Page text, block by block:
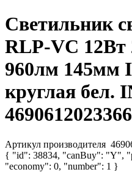
Светильник
RLP-VC 12Вт
960лм 145мм
круглая бел.
4690612023366
Артикул производителя
{ "id": 38834, "canBuy": "Y",
"economy": 0, "number": 1 }